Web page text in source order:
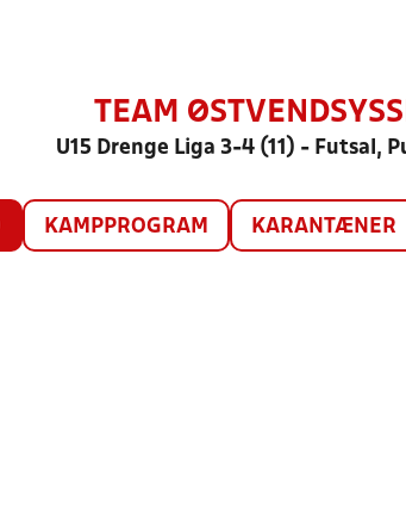
TEAM
U15 Drenge Liga 3-4 (11) - Futsal,
KAMPPROGRAM KARANTÆNER